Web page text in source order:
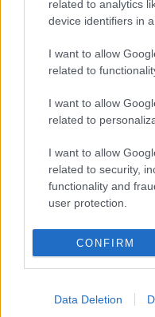
related to analytics
device identifiers in
I want to allow
related to
I want to allow
related to
I want to allow
related to security,
functionality and
user protection.
CONFIRM
Data Deletion
Διαβάστε ακόμη